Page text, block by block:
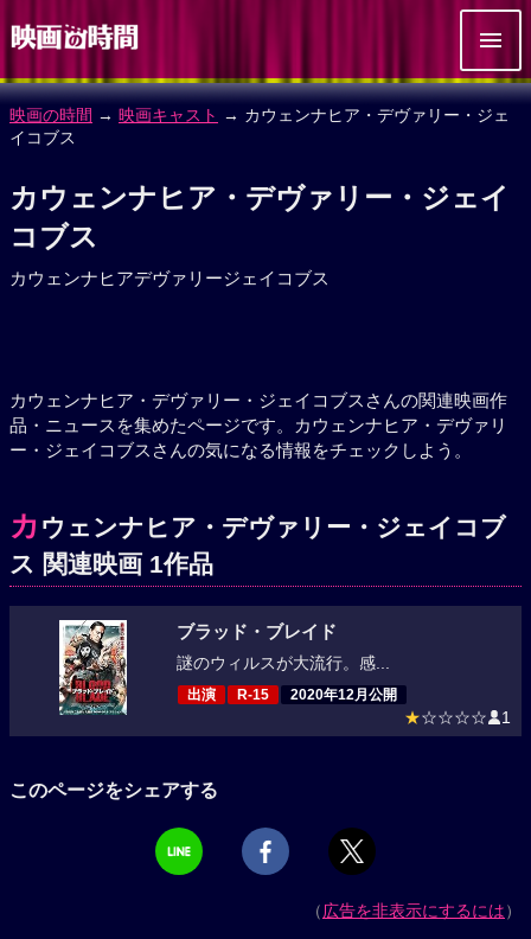
映画の時間 → 映画キャスト → カウェンナヒア・デヴァリー・ジェ
イコブス
カウェンナヒア・デヴァリー・ジェイ
コブス
カウェンナヒアデヴァリージェイコブス
カウェンナヒア・デヴァリー・ジェイコブスさんの関連映画作
品・ニュースを集めたページです。カウェンナヒア・デヴァリ
ー・ジェイコブスさんの気になる情報をチェックしよう。
カ ウェンナヒア・デヴァリー・ジェイコブ
ス 関連映画 1作品
ブラッド・ブレイド
謎のウィルスが大流行。感...
出演 R-15 2020年12月公開
★☆☆☆☆ 1
このページをシェアする
（広告を非表示にするには）